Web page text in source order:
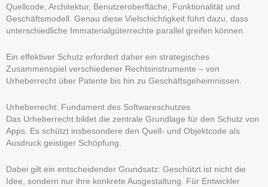
Quellcode, Architektur, Benutzeroberfläche, Funktionalität und
Geschäftsmodell. Genau diese Vielschichtigkeit führt dazu, dass
unterschiedliche Immaterialgüterrechte parallel greifen können.
Ein effektiver Schutz erfordert daher ein strategisches
Zusammenspiel verschiedener Rechtsinstrumente – von
Urheberrecht über Patente bis hin zu Geschäftsgeheimnissen.
Urheberrecht: Fundament des Softwareschutzes
Das Urheberrecht bildet die zentrale Grundlage für den Schutz von
Apps. Es schützt insbesondere den Quell- und Objektcode als
Ausdruck geistiger Schöpfung.
Dabei gilt ein entscheidender Grundsatz: Geschützt ist nicht die
Idee, sondern nur ihre konkrete Ausgestaltung. Für Entwickler